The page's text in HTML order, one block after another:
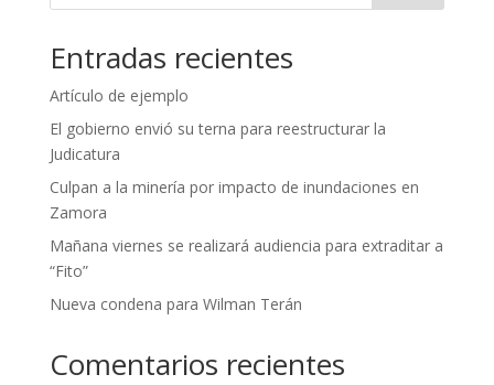
Entradas recientes
Artículo de ejemplo
El gobierno envió su terna para reestructurar la
Judicatura
Culpan a la minería por impacto de inundaciones en
Zamora
Mañana viernes se realizará audiencia para extraditar a
“Fito”
Nueva condena para Wilman Terán
Comentarios recientes